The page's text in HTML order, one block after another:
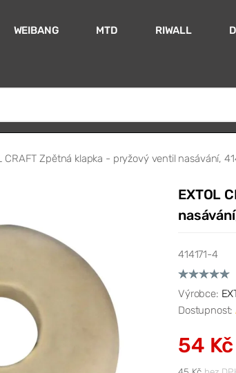
WEIBANG MTD RIWALL
CRAFT Zpětná klapka - pryžový ventil nasávání,
EXTOL
414171-4
Výrobce:
Dostupnost:
54 Kč